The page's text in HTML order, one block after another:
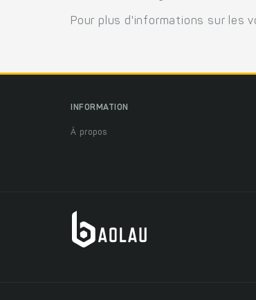
Pour plus d'informations sur les
INFORMATION
À propos